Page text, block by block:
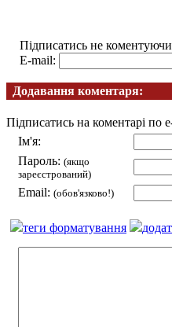
Підписатись не коментуючи
E-mail:
Додавання коментаря:
Підписатись на коментарі по
Ім'я:
Пароль: (якщо
зареєстрований)
Email: (обов'язково!)
теги форматування